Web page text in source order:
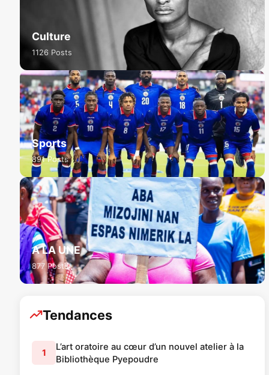
Culture
1126 Posts
Sports
891 Posts
A LA UNE
877 Posts
Tendances
1
L’art oratoire au cœur d’un nouvel atelier à la
Bibliothèque Pyepoudre